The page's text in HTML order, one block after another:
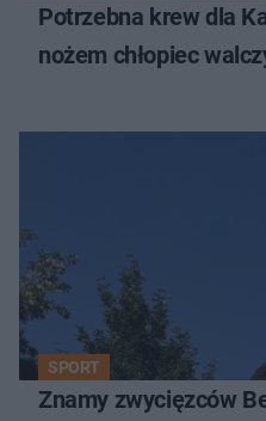
Potrzebna krew dla
nożem chłopiec
SPORT
Znamy zwycięzców